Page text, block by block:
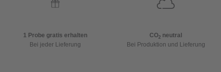
1 Probe gratis erhalten
Bei jeder Lieferung
CO2 neutral
Bei Produktion und Lieferung